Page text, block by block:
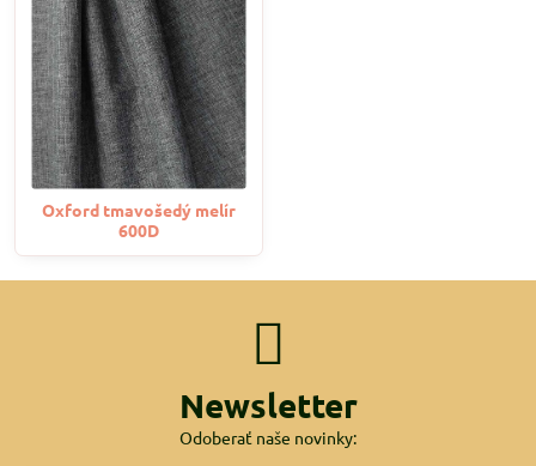
Oxford tmavošedý melír
600D
Newsletter
Odoberať naše novinky: